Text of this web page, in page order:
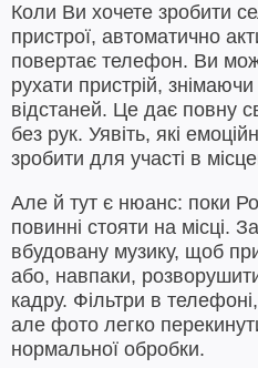
Коли Ви хочете зробити
пристрої, автоматично
повертає телефон. Ви
рухати пристрій,
відстаней. Це дає повну
без рук. Уявіть, які
зробити для участі в
Але й тут є нюанс: поки
повинні стояти на місці.
вбудовану музику, щоб
або, навпаки,
кадру. Фільтри в
але фото легко
нормальної обробки.